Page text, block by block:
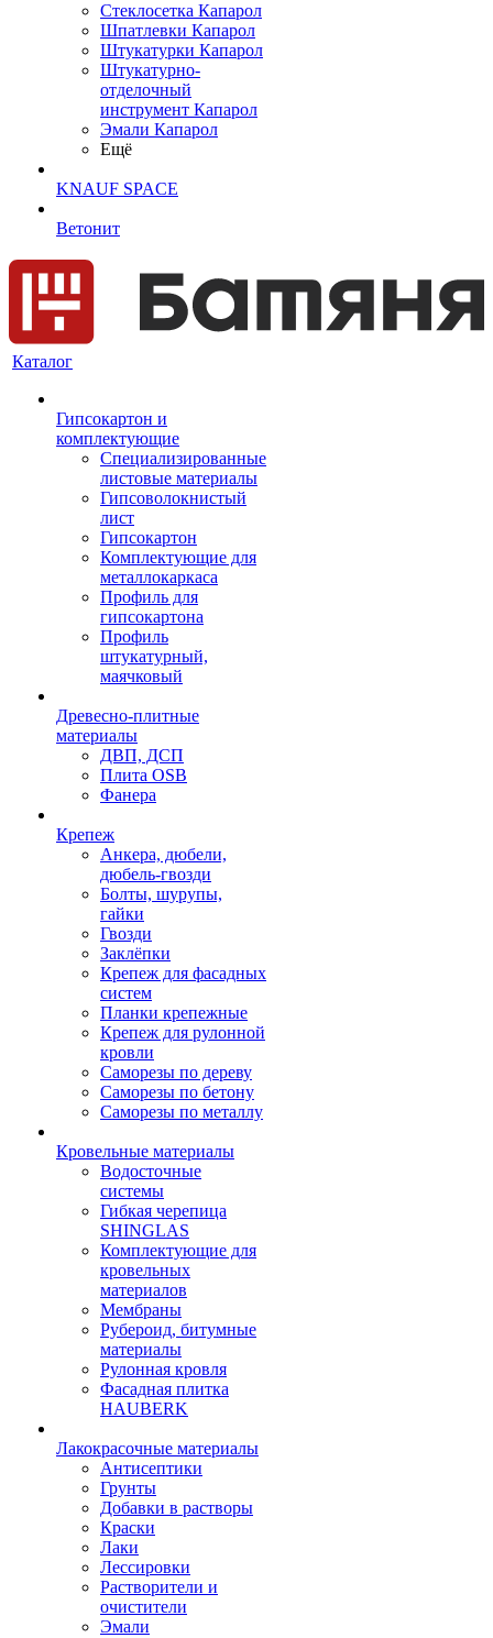
Cтеклосетка Капарол
Шпатлевки Капарол
Штукатурки Капарол
Штукатурно-
отделочный
инструмент Капарол
Эмали Капарол
Ещё
KNAUF SPACE
Ветонит
Каталог
Гипсокартон и
комплектующие
Специализированные
листовые материалы
Гипсоволокнистый
лист
Гипсокартон
Комплектующие для
металлокаркаса
Профиль для
гипсокартона
Профиль
штукатурный,
маячковый
Древесно-плитные
материалы
ДВП, ДСП
Плита OSB
Фанера
Крепеж
Анкера, дюбели,
дюбель-гвозди
Болты, шурупы,
гайки
Гвозди
Заклёпки
Крепеж для фасадных
систем
Планки крепежные
Крепеж для рулонной
кровли
Саморезы по дереву
Саморезы по бетону
Саморезы по металлу
Кровельные материалы
Водосточные
системы
Гибкая черепица
SHINGLAS
Комплектующие для
кровельных
материалов
Мембраны
Рубероид, битумные
материалы
Рулонная кровля
Фасадная плитка
HAUBERK
Лакокрасочные материалы
Антисептики
Грунты
Добавки в растворы
Краски
Лаки
Лессировки
Растворители и
очистители
Эмали